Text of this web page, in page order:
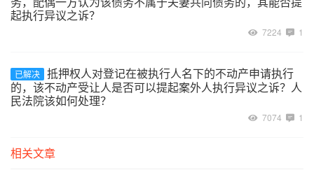
起执行异议之诉？
7224 1
已解决 抵押权人对登记在被执行人名下的不动产申请执行
的，该不动产受让人是否可以提起案外人执行异议之诉？人
民法院该如何处理？
7074 1
相关文章